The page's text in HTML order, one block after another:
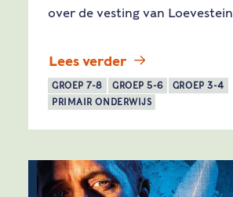
over de vesting van Loevestein
Lees verder
GROEP 7-8 GROEP 5-6
GROEP 3-4
PRIMAIR ONDERWIJS